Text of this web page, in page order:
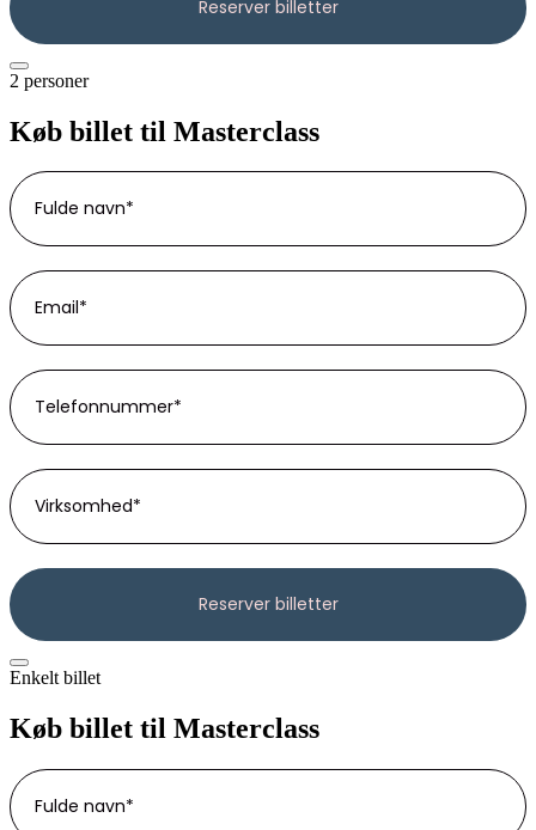
2 personer
Køb billet til Masterclass
Enkelt billet
Køb billet til Masterclass